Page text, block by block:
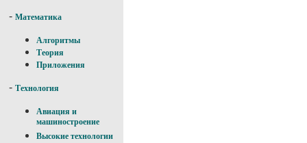
- Математика
Алгоритмы
Теория
Приложения
- Технология
Авиация и
машиностроение
Высокие технологии